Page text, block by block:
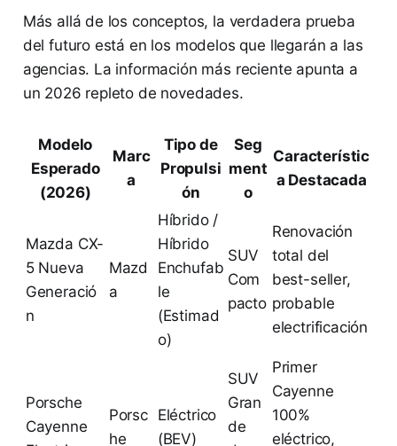
Más allá de los conceptos, la verdadera prueba
del futuro está en los modelos que llegarán a las
agencias. La información más reciente apunta a
un 2026 repleto de novedades.
Modelo
Esperado
(2026)
Marc
a
Tipo de
Propulsi
ón
Seg
ment
o
Característic
a Destacada
Mazda CX-
5 Nueva
Generació
n
Mazd
a
Híbrido /
Híbrido
Enchufab
le
(Estimad
o)
SUV
Com
pacto
Renovación
total del
best-seller,
probable
electrificación
Porsche
Cayenne
Porsc
he
Eléctrico
(BEV)
SUV
Gran
de
Primer
Cayenne
100%
eléctrico,